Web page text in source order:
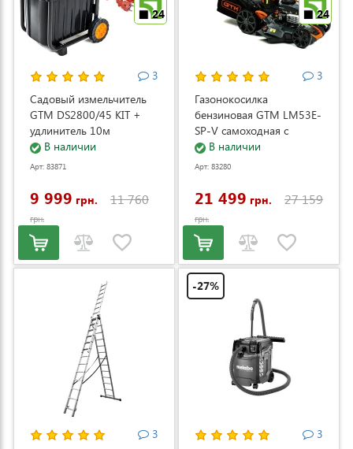
24
3
Садовый измельчитель
GTM DS2800/45 KIT +
удлинитель 10м
(DS2800/45_KIT+ext.cord)
В наличии
Арт: 83871
9 999 грн. 11 760
грн.
24
3
Газонокосилка
бензиновая GTM LM53E-
SP-V самоходная с
электростартером и
регулировкой скорости
В наличии
Арт: 83280
21 499 грн. 27 159
грн.
3
-27%
3